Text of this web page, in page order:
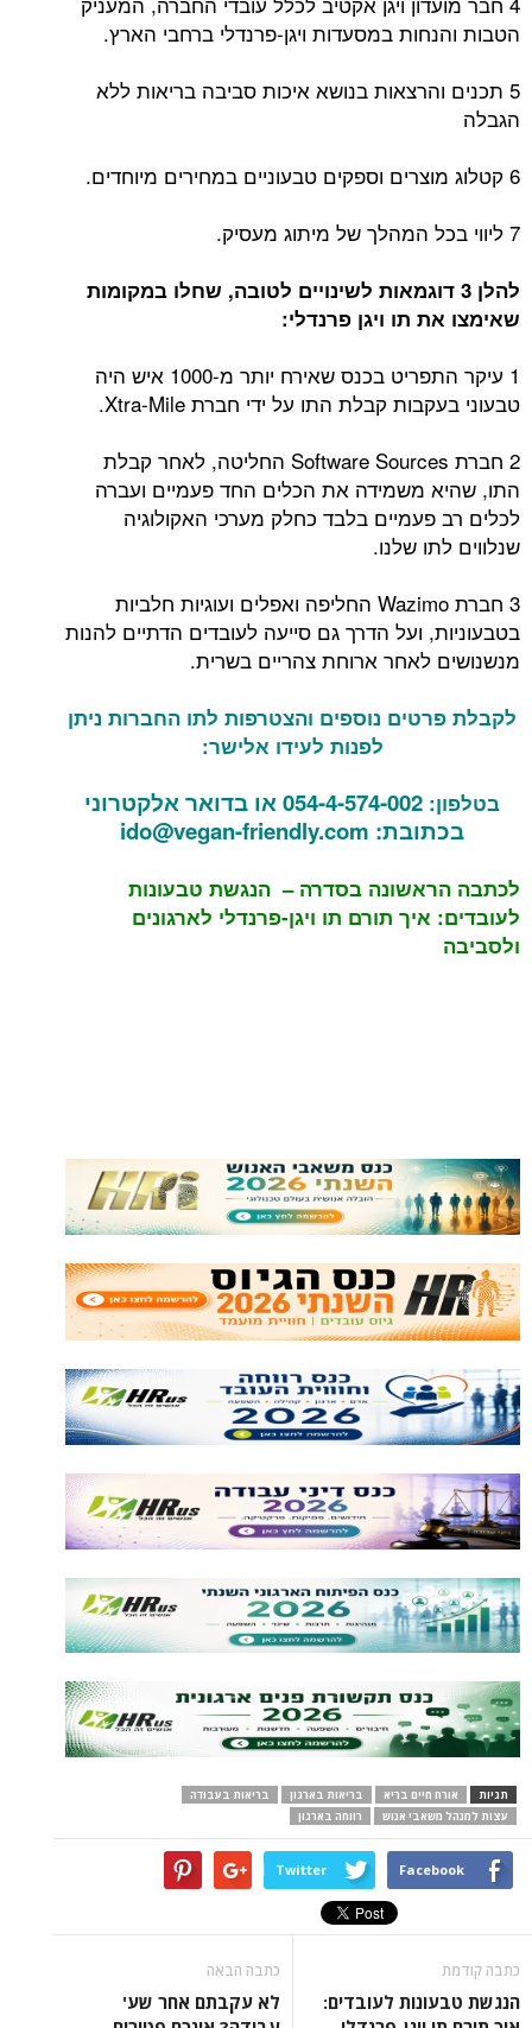
הטבות והנחות במסעדות ויגן-פרנדלי ברחבי הארץ.
5 תכנים והרצאות בנושא איכות סביבה בריאות ללא
הגבלה
6 קטלוג מוצרים וספקים טבעוניים במחירים מיוחדים.
7 ליווי בכל המהלך של מיתוג מעסיק.
להלן 3 דוגמאות לשינויים לטובה, שחלו במקומות
שאימצו את תו ויגן פרנדלי:
1 עיקר התפריט בכנס שאירח יותר מ-1000 איש היה
טבעוני בעקבות קבלת התו על ידי חברת Xtra-Mile.
2 חברת Software Sources החליטה, לאחר קבלת
התו, שהיא משמידה את הכלים החד פעמיים ועברה
לכלים רב פעמיים בלבד כחלק מערכי האקולוגיה
שנלווים לתו שלנו.
3 חברת Wazimo החליפה ואפלים ועוגיות חלביות
בטבעוניות, ועל הדרך גם סייעה לעובדים הדתיים להנות
מנשנושים לאחר ארוחת צהריים בשרית.
לקבלת פרטים נוספים והצטרפות לתו החברות ניתן
לפנות לעידו אלישר:
בטלפון:
054-4-574-002 או בדואר אלקטרוני
בכתובת: ido@vegan-friendly.com
לכתבה הראשונה בסדרה – הנגשת טבעונות
לעובדים: איך תורם תו ויגן-פרנדלי לארגונים
ולסביבה
תגיות אורח חיים בריא בריאות בארגון
בריאות בעבודה
עצות למנהל משאבי אנוש
רווחה בארגון
Facebook
Twitter
כתבה קודמת
הנגשת טבעונות לעובדים:
כתבה הבאה
לא עקבתם אחר שע'